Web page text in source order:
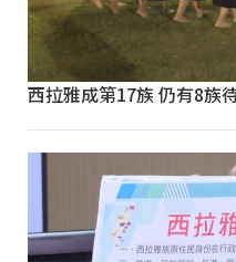
西拉雅成第17族 仍有8族